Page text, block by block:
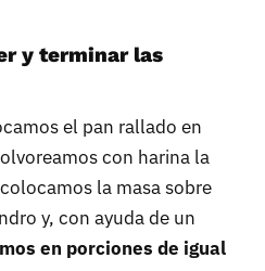
y terminar las
el pan rallado en
con harina la
la masa sobre
y, con ayuda de un
en porciones de igual